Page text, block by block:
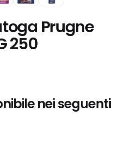
Prugne
250
nei seguenti